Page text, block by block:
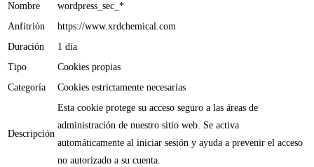
Nombre
wordpress_sec_*
Anfitrión
https://www.xrdchemical.com
Duración
1 día
Tipo
Cookies propias
Categoría
Cookies estrictamente necesarias
Descripción
Esta cookie protege su acceso seguro a las áreas de
administración de nuestro sitio web. Se activa
automáticamente al iniciar sesión y ayuda a prevenir el acceso
no autorizado a su cuenta.